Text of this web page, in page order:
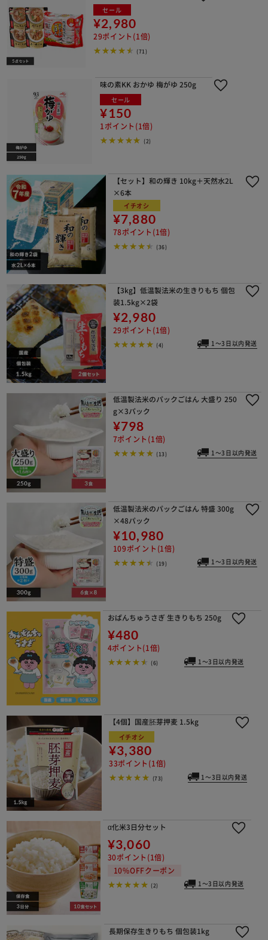
セール
¥2,980
29ポイント(1倍)
(71)
味の素KK おかゆ 梅がゆ 250g
セール
¥150
1ポイント(1倍)
(2)
【セット】和の輝き 10kg＋天然水2L
×6本
イチオシ
¥7,880
78ポイント(1倍)
(36)
【3kg】低温製法米の生きりもち 個包
装1.5kg×2袋
¥2,980
29ポイント(1倍)
(4) 1～3日以内発送
低温製法米のパックごはん 大盛り 250
g×3パック
¥798
7ポイント(1倍)
(13) 1～3日以内発送
低温製法米のパックごはん 特盛 300g
×48パック
¥10,980
109ポイント(1倍)
(19) 1～3日以内発送
おぱんちゅうさぎ 生きりもち 250g
¥480
4ポイント(1倍)
(6) 1～3日以内発送
【4個】国産胚芽押麦 1.5kg
イチオシ
¥3,380
33ポイント(1倍)
(73) 1～3日以内発送
α化米3日分セット
¥3,060
30ポイント(1倍)
10%OFFクーポン
(2) 1～3日以内発送
長期保存生きりもち 個包装1kg